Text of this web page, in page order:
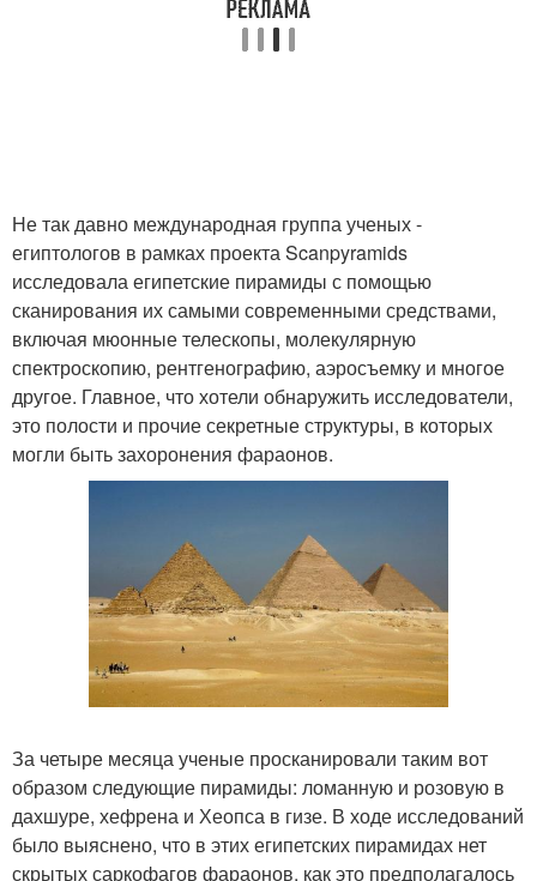
Не так давно международная группа ученых -
египтологов в рамках проекта Scanpyramids
исследовала египетские пирамиды с помощью
сканирования их самыми современными средствами,
включая мюонные телескопы, молекулярную
спектроскопию, рентгенографию, аэросъемку и многое
другое. Главное, что хотели обнаружить исследователи,
это полости и прочие секретные структуры, в которых
могли быть захоронения фараонов.
За четыре месяца ученые просканировали таким вот
образом следующие пирамиды: ломанную и розовую в
дахшуре, хефрена и Хеопса в гизе. В ходе исследований
было выяснено, что в этих египетских пирамидах нет
скрытых саркофагов фараонов, как это предполагалось